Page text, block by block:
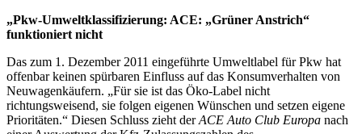
„Pkw-Umweltklassifizierung: ACE: „Grüner Anstrich“
funktioniert nicht
Das zum 1. Dezember 2011 eingeführte Umweltlabel für Pkw hat
offenbar keinen spürbaren Einfluss auf das Konsumverhalten von
Neuwagenkäufern. „Für sie ist das Öko-Label nicht
richtungsweisend, sie folgen eigenen Wünschen und setzen eigene
Prioritäten.“ Diesen Schluss zieht derACE Auto Club Europa nach